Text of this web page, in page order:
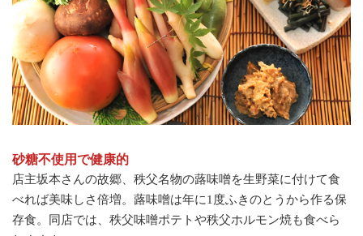
砂糖不使用で健康的
店主坂本さんの故郷、秩父名物の蕗味噌を生野菜に付けて食
べれば美味しさ倍増。蕗味噌は年に1度ふきのとうから作る保
存食。同店では、秩父味噌ポテトや秩父ホルモン焼も食べら